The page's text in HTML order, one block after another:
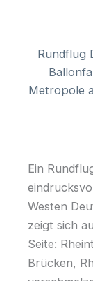
Rundflug
Metropole
Ein
Westen
zeigt sich
Seite:
Brücken,